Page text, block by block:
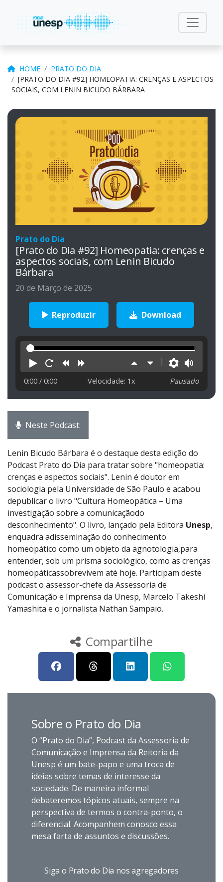
HOME
PRATO DO DIA
[PRATO DO DIA #92] HOMEOPATIA: CRENÇAS E ASPECTOS
SOCIAIS, COM LENIN BICUDO BÁRBARA
Prato do Dia
[Prato do Dia #92] Homeopatia: crenças e
aspectos sociais, com Lenin Bicudo
Bárbara
20 de Março de 2025
Reproduzir Download
Reproduzir
ReiniciarRetroceder
Aumentar
velocidade
Diminuir
velocidade
0:00 / 0:00 Velocidade: 1x Pausado
Neste Podcast:
Lenin Bicudo Bárbara é o destaque desta edição do
Podcast Prato do Dia para tratar sobre "homeopatia:
crenças e aspectos sociais". Lenin é doutor em
sociologia pela Universidade de São Paulo e acabou
depublicar o livro "Cultura Homeopática – Uma
investigação sobre a comunicaçãodo
desconhecimento". O livro, lançado pela Editora Unesp,
enquadra adisseminação do conhecimento
homeopático como um objeto da agnotologia,para
entender, sob um prisma sociológico, como as crenças
homeopáticassobrevivem até hoje. Participam deste
podcast o assessor-chefe da Assessoria de
Comunicação e Imprensa da Unesp, Marcelo Takeshi
Yamashita e o jornalista Nathan Sampaio.
Compartilhe
Sobre o Prato do Dia
O “Prato do Dia”, Podcast da Assessoria de
Comunicação e Imprensa da Reitoria da
Unesp é um bate-papo e uma troca de
ideias sobre temas de interesse da
sociedade. De maneira informal
debateremos tópicos atuais, sempre na
perspectiva de termos o contra-ponto, o
diferencial. Acompanhem conosco essa
mesa farta de assuntos e discussões.
Siga o Prato do Dia nos agregadores